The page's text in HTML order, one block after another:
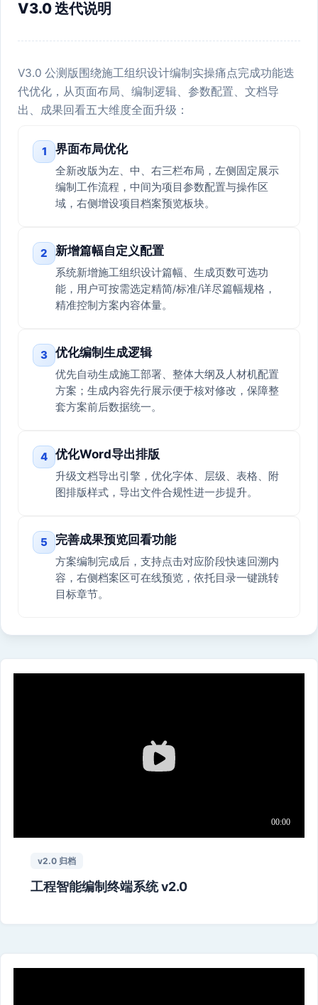
V3.0 迭代说明
V3.0 公测版围绕施工组织设计编制实操痛点完成功能迭
代优化，从页面布局、编制逻辑、参数配置、文档导
出、成果回看五大维度全面升级：
1 界面布局优化
全新改版为左、中、右三栏布局，左侧固定展示
编制工作流程，中间为项目参数配置与操作区
域，右侧增设项目档案预览板块。
2 新增篇幅自定义配置
系统新增施工组织设计篇幅、生成页数可选功
能，用户可按需选定精简/标准/详尽篇幅规格，
精准控制方案内容体量。
3 优化编制生成逻辑
优先自动生成施工部署、整体大纲及人材机配置
方案；生成内容先行展示便于核对修改，保障整
套方案前后数据统一。
4 优化Word导出排版
升级文档导出引擎，优化字体、层级、表格、附
图排版样式，导出文件合规性进一步提升。
5 完善成果预览回看功能
方案编制完成后，支持点击对应阶段快速回溯内
容，右侧档案区可在线预览，依托目录一键跳转
目标章节。
v2.0 归档
工程智能编制终端系统 v2.0